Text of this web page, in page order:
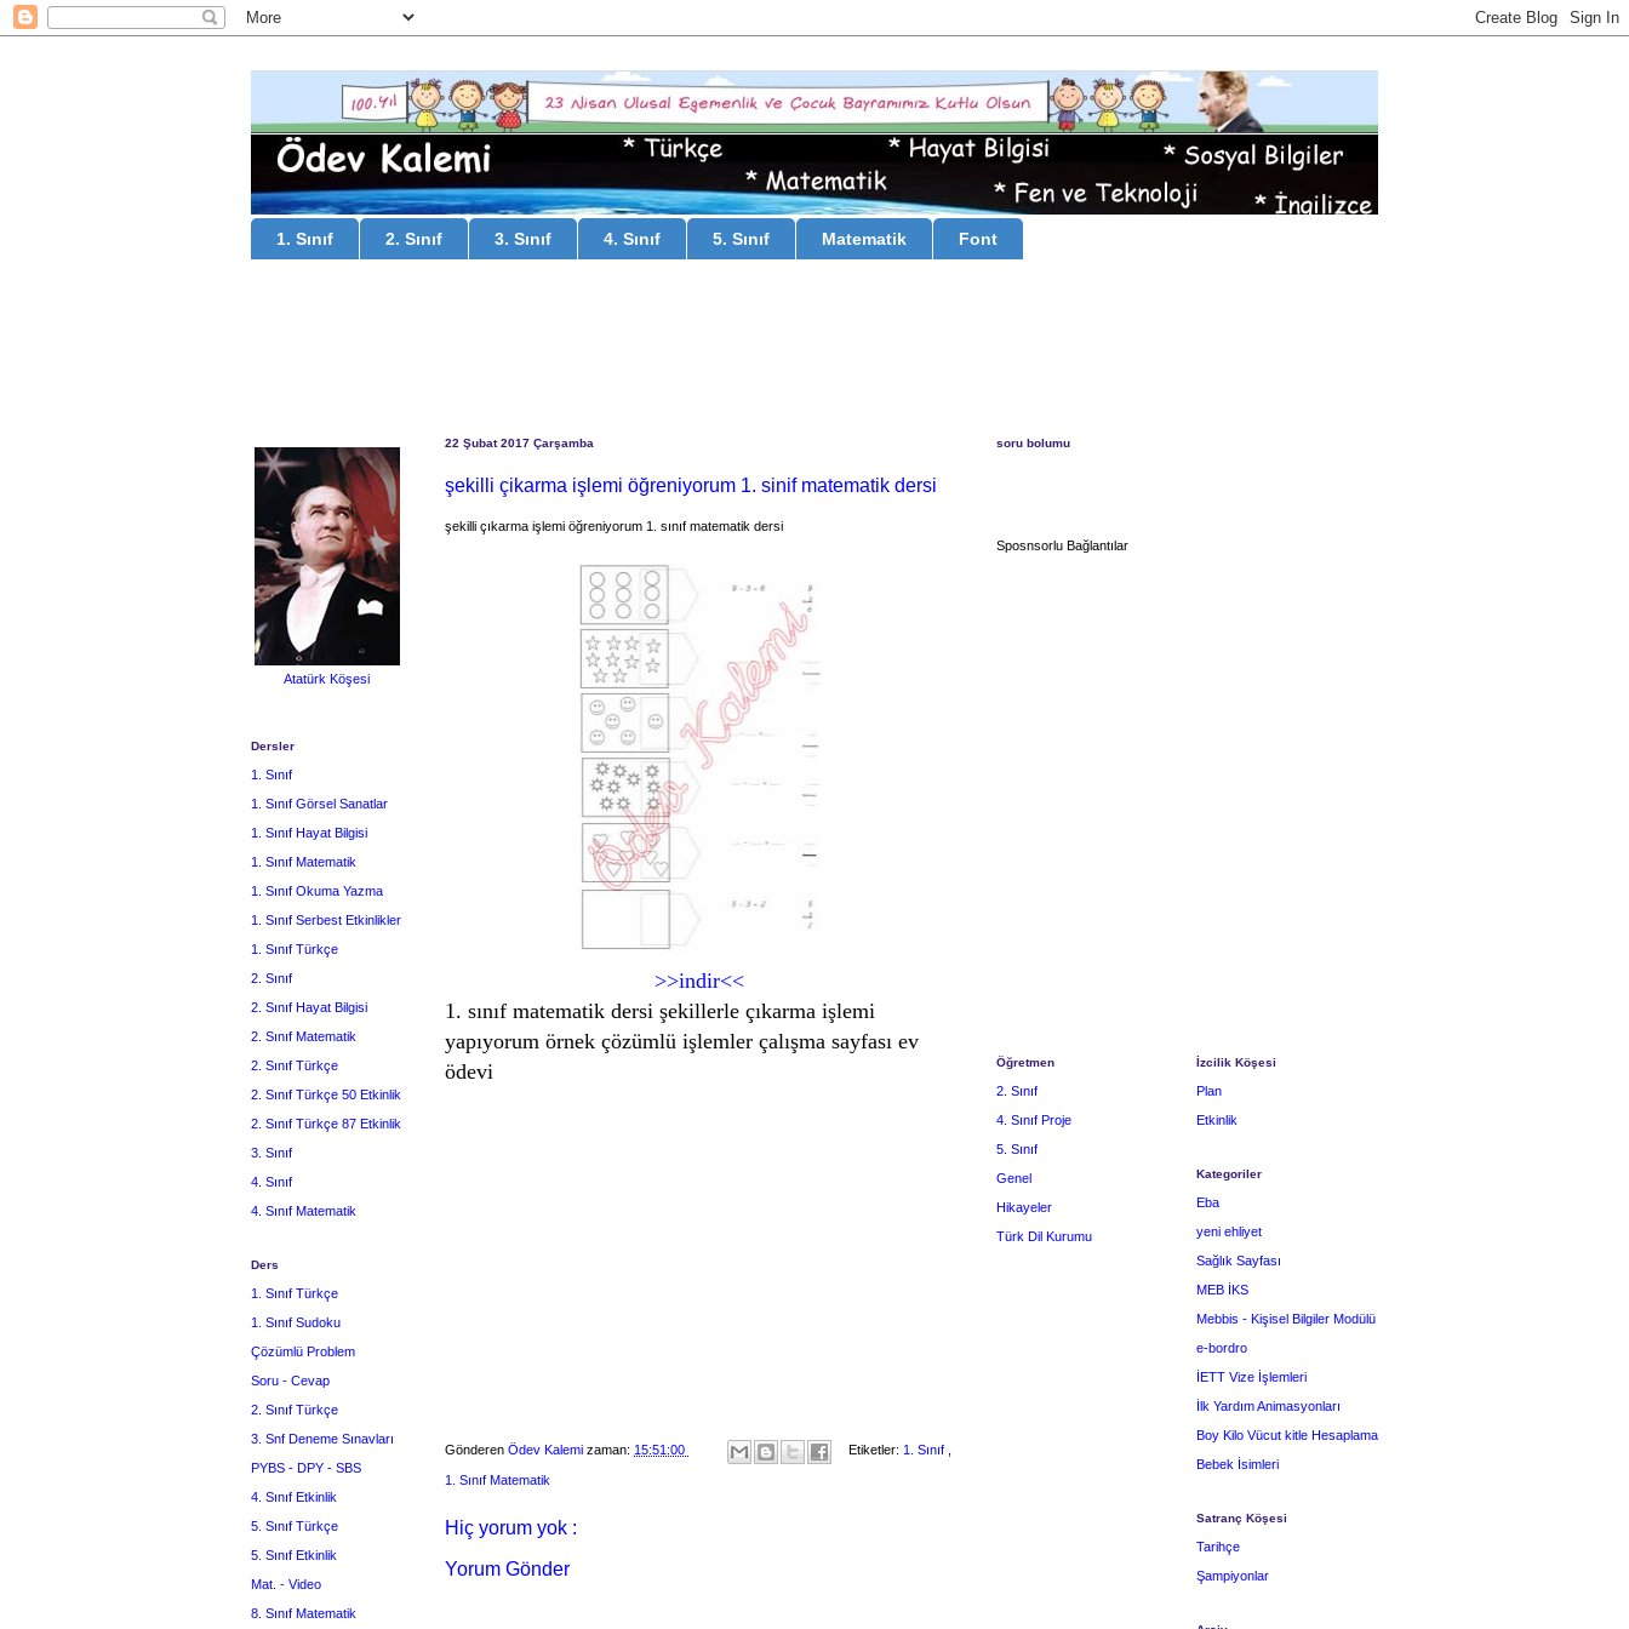
1. Sınıf 2. Sınıf 3. Sınıf 4. Sınıf 5. Sınıf Matematik Font
22 Şubat 2017 Çarşamba
şekilli çikarma işlemi öğreniyorum 1. sinif matematik dersi
şekilli çıkarma işlemi öğreniyorum 1. sınıf matematik dersi
>>indir<<
1. sınıf matematik dersi şekillerle çıkarma işlemi
yapıyorum örnek çözümlü işlemler çalışma sayfası ev
ödevi
Gönderen Ödev Kalemi zaman: 15:51:00 Etiketler: 1. Sınıf
1. Sınıf Matematik
Hiç yorum yok :
Yorum Gönder
Atatürk Köşesi
Dersler
1. Sınıf
1. Sınıf Görsel Sanatlar
1. Sınıf Hayat Bilgisi
1. Sınıf Matematik
1. Sınıf Okuma Yazma
1. Sınıf Serbest Etkinlikler
1. Sınıf Türkçe
2. Sınıf
2. Sınıf Hayat Bilgisi
2. Sınıf Matematik
2. Sınıf Türkçe
2. Sınıf Türkçe 50 Etkinlik
2. Sınıf Türkçe 87 Etkinlik
3. Sınıf
4. Sınıf
4. Sınıf Matematik
Ders
1. Sınıf Türkçe
1. Sınıf Sudoku
Çözümlü Problem
Soru - Cevap
2. Sınıf Türkçe
3. Snf Deneme Sınavları
PYBS - DPY - SBS
4. Sınıf Etkinlik
5. Sınıf Türkçe
5. Sınıf Etkinlik
Mat. - Video
8. Sınıf Matematik
soru bolumu
Sposnsorlu Bağlantılar
Öğretmen
2. Sınıf
4. Sınıf Proje
5. Sınıf
Genel
Hikayeler
Türk Dil Kurumu
İzcilik Köşesi
Plan
Etkinlik
Kategoriler
Eba
yeni ehliyet
Sağlık Sayfası
MEB İKS
Mebbis - Kişisel Bilgiler Modülü
e-bordro
İETT Vize İşlemleri
İlk Yardım Animasyonları
Boy Kilo Vücut kitle Hesaplama
Bebek İsimleri
Satranç Köşesi
Tarihçe
Şampiyonlar